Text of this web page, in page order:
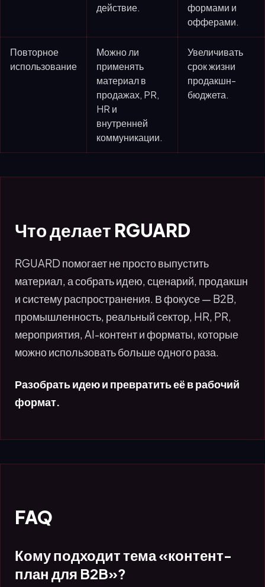
действие.
формами и
офферами.
Повторное
использование
Можно ли
применять
материал в
продажах, PR,
HR и
внутренней
коммуникации.
Увеличивать
срок жизни
продакшн-
бюджета.
Что делает RGUARD
RGUARD помогает не просто выпустить
материал, а собрать идею, сценарий, продакшн
и систему распространения. В фокусе — B2B,
промышленность, реальный сектор, HR, PR,
мероприятия, AI-контент и форматы, которые
можно использовать больше одного раза.
Разобрать идею и превратить её в рабочий
формат.
FAQ
Кому подходит тема «контент-
план для B2B»?